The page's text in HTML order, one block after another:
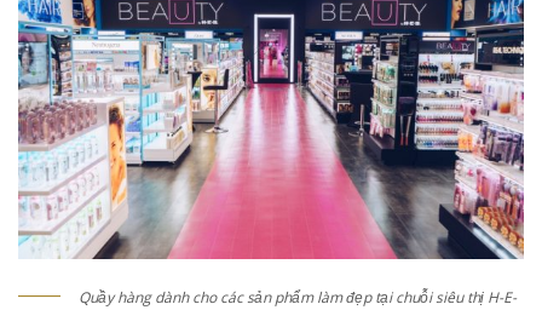
Quầy hàng dành cho các sản phẩm làm đẹp tại chuỗi siêu thị H-E-